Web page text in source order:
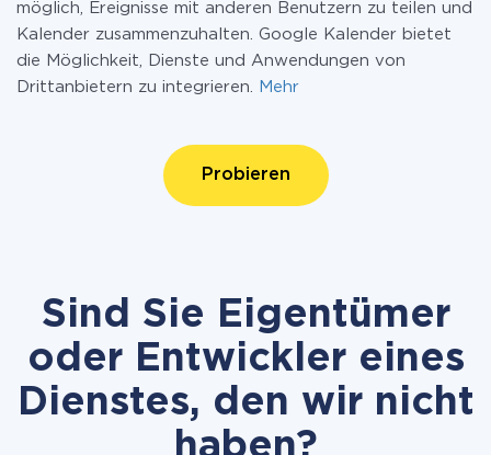
möglich, Ereignisse mit anderen Benutzern zu teilen und
Kalender zusammenzuhalten. Google Kalender bietet
die Möglichkeit, Dienste und Anwendungen von
Drittanbietern zu integrieren.
Mehr
Probieren
Sind Sie Eigentümer
oder Entwickler eines
Dienstes, den wir nicht
haben?